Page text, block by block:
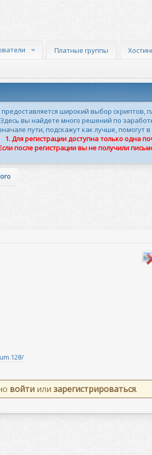
Платные группы
широкий выбор скриптов,
вы найдете много решений по
пути, подскажут как лучше, помогут в
1. Для регистрации доступна только одна
после регистрации вы не получили
войти или зарегистрироваться.